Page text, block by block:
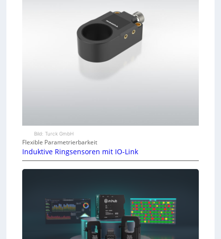
Bild: Turck GmbH
Flexible Parametrierbarkeit
Induktive Ringsensoren mit IO-Link